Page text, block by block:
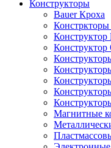
Конструкторы
Bauer Кроха
Констркторы
Конструктор
Магнитные